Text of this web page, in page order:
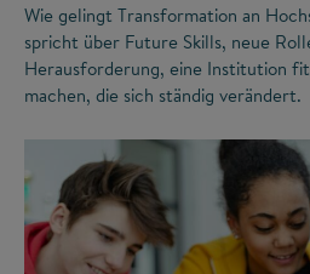
Wie gelingt Transformation an
spricht über Future Skills, neue
Herausforderung, eine Institution
machen, die sich ständig verändert.